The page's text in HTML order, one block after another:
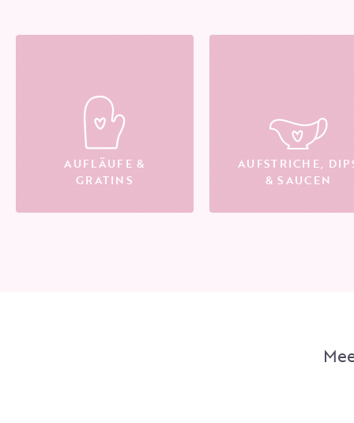
AUFLÄUFE &
GRATINS
AUFSTRICHE,
& SAUCEN